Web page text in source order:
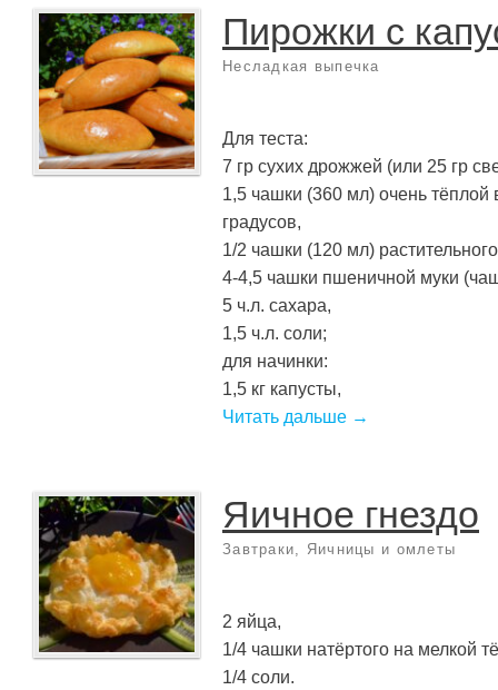
Пирожки с
Несладкая выпечка
Для теста:
7 гр сухих дрожжей (или 25 гр
1,5 чашки (360 мл) очень
градусов,
1/2 чашки (120 мл)
4-4,5 чашки пшеничной муки
5 ч.л. сахара,
1,5 ч.л. соли;
для начинки:
1,5 кг капусты,
Читать дальше →
Яичное гнездо
Завтраки Яичницы и омлеты
2 яйца,
1/4 чашки натёртого на мелкой
1/4 соли.